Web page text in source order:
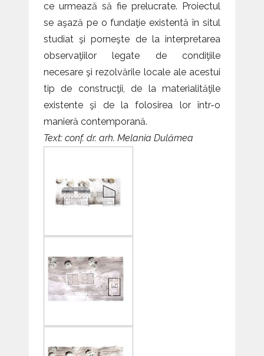
ce urmează să fie prelucrate. Proiectul
se aşază pe o fundaţie existentă în situl
studiat şi porneşte de la interpretarea
observaţiilor legate de condiţiile
necesare şi rezolvările locale ale acestui
tip de construcţii, de la materialităţile
existente şi de la folosirea lor într-o
manieră contemporană.
Text: conf. dr. arh. Melania Dulămea